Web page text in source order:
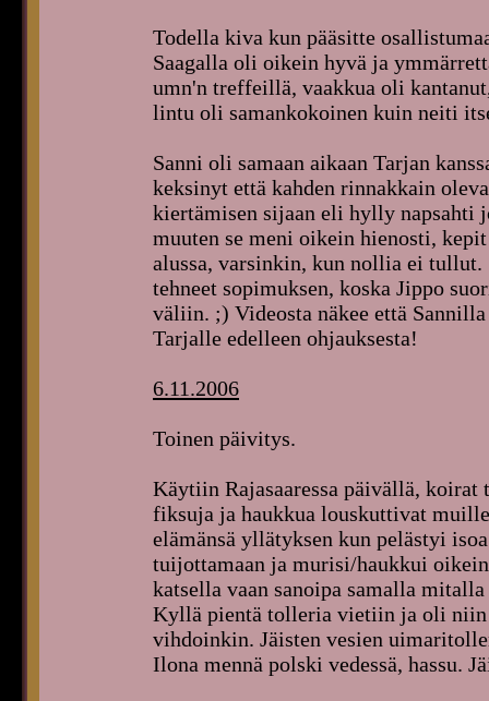
Todella kiva kun pääsitte
Saagalla oli oikein hyvä ja
umn'n treffeillä, vaakkua oli
lintu oli samankokoinen kuin neiti
Sanni oli samaan aikaan Tarjan
keksinyt että kahden rinnakkain
kiertämisen sijaan eli hylly napsahti
muuten se meni oikein hienosti,
alussa, varsinkin, kun nollia ei
tehneet sopimuksen, koska Jippo
väliin. ;) Videosta näkee että
Tarjalle edelleen ohjauksesta!
6.11.2006
Toinen päivitys.
Käytiin Rajasaaressa päivällä,
fiksuja ja haukkua louskuttivat
elämänsä yllätyksen kun pelästyi
tuijottamaan ja murisi/haukkui
katsella vaan sanoipa samalla
Kyllä pientä tolleria vietiin ja oli niin
vihdoinkin. Jäisten vesien
Ilona mennä polski vedessä, hassu.